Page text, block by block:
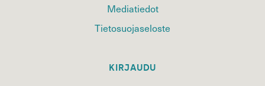
Mediatiedot
Tietosuojaseloste
KIRJAUDU